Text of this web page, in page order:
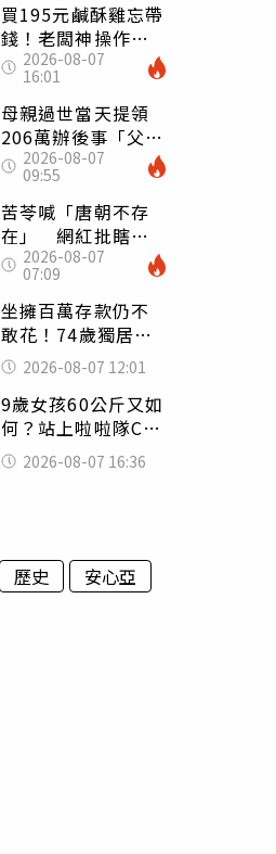
買195元鹹酥雞忘帶
錢！老闆神操作
「倒找5元」 全網
看哭：這就是台灣
2026-08-07
16:01
母親過世當天提領
206萬辦後事「父子
遭判刑」 律師：
搶錢先下手是罪
2026-08-07
09:55
苦苓喊「唐朝不存
在」 網紅批瞎編
歷史：李白、杜甫
用鮮卑文寫詩？
2026-08-07
07:09
坐擁百萬存款仍不
敢花！74歲獨居翁
「1餐只吃1片吐
司」 半年後暴瘦
嚇壞女兒
2026-08-07 12:01
9歲女孩60公斤又如
何？站上啦啦隊C位
驚艷全場 千萬網
友被圈粉
2026-08-07 16:36
歷史
安心亞